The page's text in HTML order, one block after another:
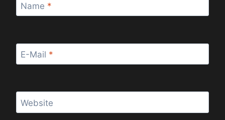
Name *
E-Mail *
Website